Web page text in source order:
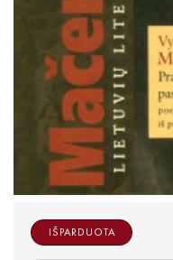
KNYGOS PIGIAU
Išparduota
IŠPARDUOTA